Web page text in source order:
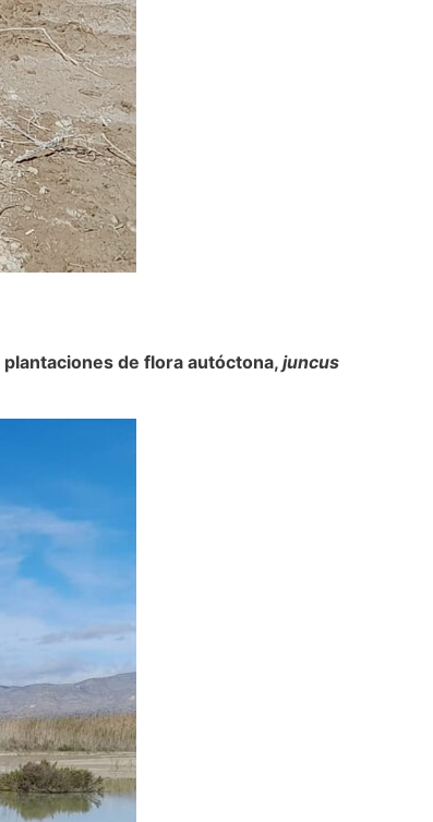
plantaciones de flora autóctona, juncus